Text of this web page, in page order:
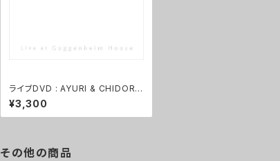
ライブDVD : AYURI & CHIDORI
quartet 『Live at Guggenheim
House』
¥3,300
その他の商品